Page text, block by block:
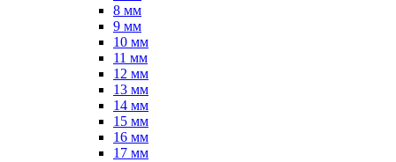
8 мм
9 мм
10 мм
11 мм
12 мм
13 мм
14 мм
15 мм
16 мм
17 мм